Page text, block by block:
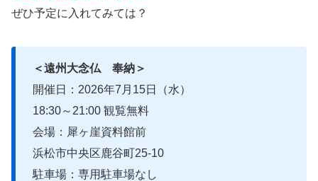
ぜひ予定に入れてみては？
＜遠州大念仏 奉納＞
開催日：2026年7月15日（水）
18:30～21:00 観覧無料
会場：犀ヶ崖資料館前
浜松市中央区鹿谷町25-10
駐車場：専用駐車場なし